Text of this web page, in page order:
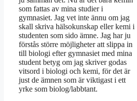
som fattas av mina studier i
gymnasiet. Jag vet inte ännu om jag
skall skriva hälsokunskap eller kemi i
studenten som sido ämne. Jag har ju
förstås större möjligheter att slippa in
till biologi efter gymnasiet med mina
student betyg om jag skriver godas
vitsord i biologi och kemi, för det är
just de ämnen som är viktigast i ett
yrke som biolog/labbtant.